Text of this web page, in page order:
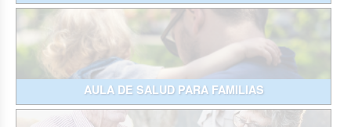
AULA DE SALUD PARA FAMILIAS